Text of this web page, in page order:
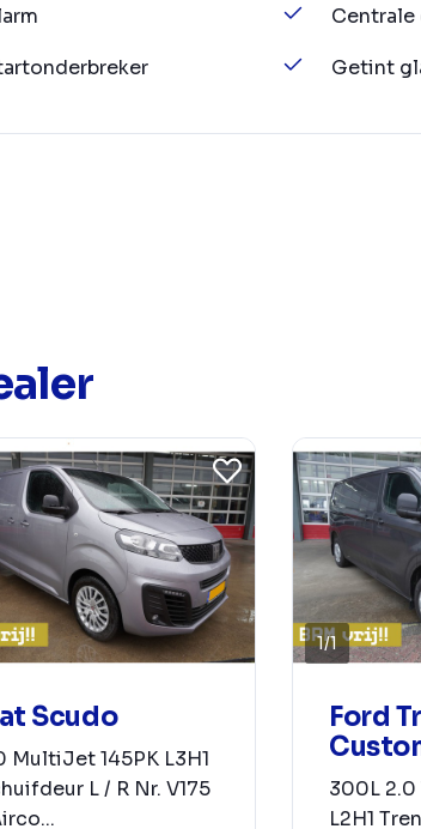
Getint
Scudo
MultiJet 145PK L3H1
L / R Nr. V175
1/1
Ford
300L 2.0
L2H1